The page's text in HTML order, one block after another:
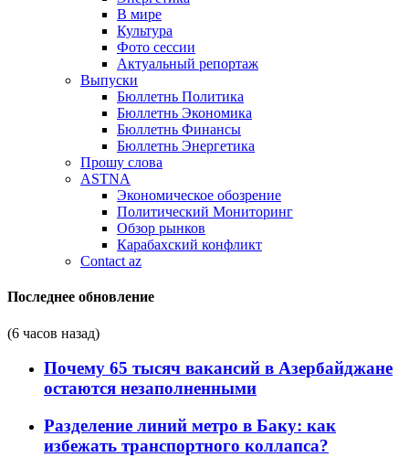
В мире
Культура
Фото сессии
Актуальный репортаж
Выпуски
Бюллетнь Политика
Бюллетнь Экономика
Бюллетнь Финансы
Бюллетнь Энергетика
Прошу слова
ASTNA
Экономическое обозрение
Политический Мониторинг
Обзор рынков
Карабахский конфликт
Contact az
Последнее обновление
(6 часов назад)
Почему 65 тысяч вакансий в Азербайджане
остаются незаполненными
Разделение линий метро в Баку: как
избежать транспортного коллапса?